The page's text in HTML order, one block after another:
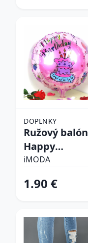
DOPLNKY
Ružový balón
Happy
birthday
iMODA
1.90 €